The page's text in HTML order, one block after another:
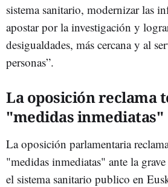
sistema sanitario, modernizar las
apostar por la investigación y
desigualdades, más cercana y al
personas”.
La oposición reclama
"medidas inmediatas"
La oposición parlamentaria
"medidas inmediatas" ante la
el sistema sanitario publico en